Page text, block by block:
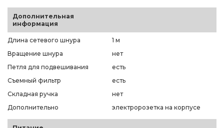
Дополнительная
информация
Длина сетевого шнура
1 м
Вращение шнура
нет
Петля для подвешивания
есть
Съемный фильтр
есть
Складная ручка
нет
Дополнительно
электророзетка на корпусе